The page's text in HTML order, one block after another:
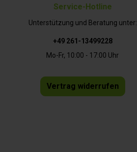
Service-Hotline
Unterstützung und Beratung unter:
+49 261-13499228
Mo-Fr, 10:00 - 17:00 Uhr
Vertrag widerrufen